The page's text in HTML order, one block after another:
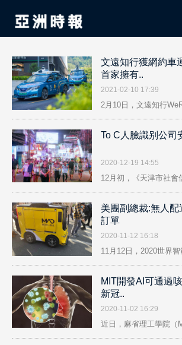
文遠知行獲網約車
首家擁有..
2021-02-10 17:39
2月10日，文遠知行
To C人臉識别公司
2020-12-19 14:55
12月初，《天津市社會
美團副總裁:無人
訂單
2020-11-12 16:18
11月12日，2020世界智
MIT開發AI可通過
新冠..
2020-11-02 16:29
近日，麻省理工學院（